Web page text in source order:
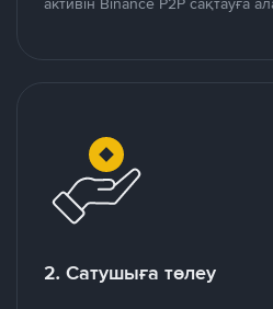
2. Сатушыға төлеу